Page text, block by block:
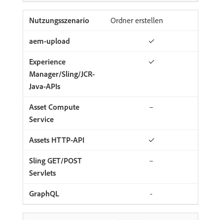
Ordner erstellen
✓
✓
–
✓
–
-